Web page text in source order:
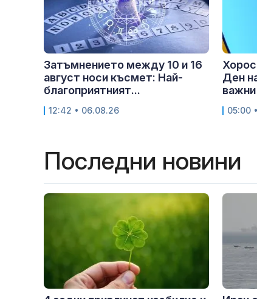
Затъмнението между 10 и 16
август носи късмет: Най-
благоприятният...
12:42 • 06.08.26
Ден
05:00
Последни новини